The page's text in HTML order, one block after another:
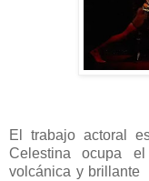
El trabajo actoral
Celestina ocupa
volcánica y brillante